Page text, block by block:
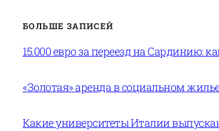
БОЛЬШЕ ЗАПИСЕЙ
15.000 евро за переезд на Сардинию:
«Золотая» аренда в социальном
Какие университеты Италии